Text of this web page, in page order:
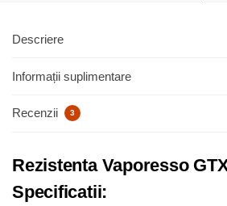
Descriere
Informații suplimentare
Recenzii 3
Rezistenta Vaporesso
Specificatii: